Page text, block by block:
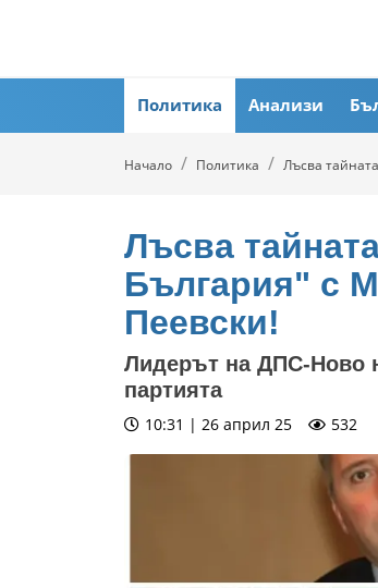
Политика Анализи
Начало Политика Лъсва
Лъсва
България" с
Пеевски!
Лидерът на ДПС-Ново
партията
10:31 | 26 април 25 532